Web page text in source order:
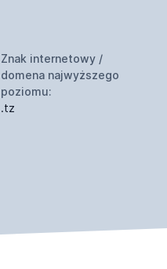
Znak internetowy /
domena najwyższego
poziomu:
.tz